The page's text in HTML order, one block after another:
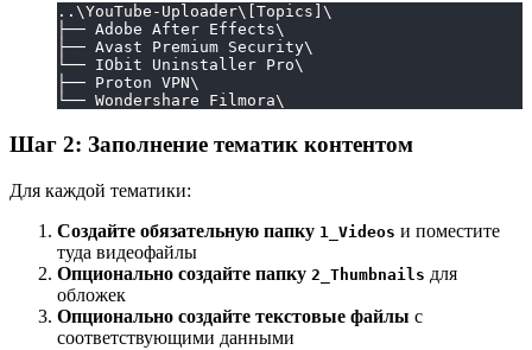
..\YouTube-Uploader\[Topics]\
├── Adobe After Effects\
├── Avast Premium Security\
└── IObit Uninstaller Pro\
├── Proton VPN\
└── Wondershare Filmora\
Шаг 2: Заполнение тематик контентом
Для каждой тематики:
Создайте обязательную папку 1_Videos и поместите
туда видеофайлы
Опционально создайте папку 2_Thumbnails для
обложек
Опционально создайте текстовые файлы с
соответствующими данными